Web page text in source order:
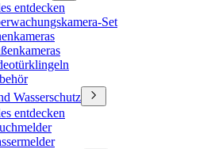
entdecken
Set
Wasserschutz
entdecken